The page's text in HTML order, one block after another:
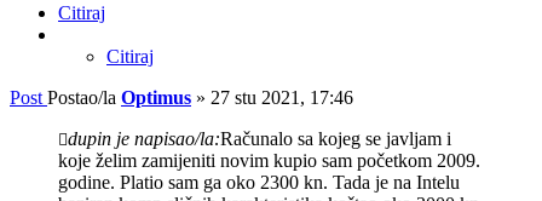
Citiraj
Citiraj
Post Postao/la Optimus » 27 stu 2021, 17:46
dupin je napisao/la:Računalo sa kojeg se javljam i
koje želim zamijeniti novim kupio sam početkom 2009.
godine. Platio sam ga oko 2300 kn. Tada je na Intelu